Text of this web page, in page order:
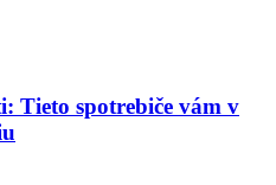
Tieto spotrebiče vám v